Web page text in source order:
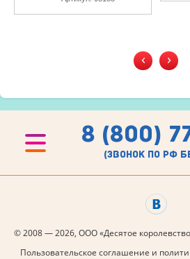
‹ ›
8 (800)
(звонок по рф
© 2008 — 2026, ООО «Десятое
Пользовательское соглашение и